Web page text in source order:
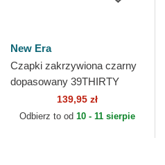
New Era
Czapki zakrzywiona czarny
dopasowany 39THIRTY
Evergreen Neo Las Vegas
Raiders NFL New Era
139,95 zł
Odbierz to od 10 - 11 sierpie